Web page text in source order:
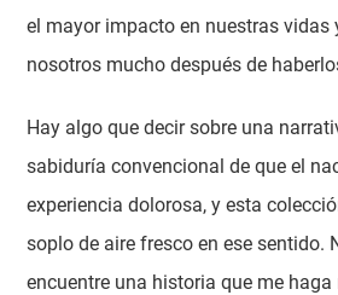
el mayor impacto en nuestras vidas
nosotros mucho después de
Hay algo que decir sobre una
sabiduría convencional de que el
experiencia dolorosa, y esta
soplo de aire fresco en ese sentido.
encuentre una historia que me